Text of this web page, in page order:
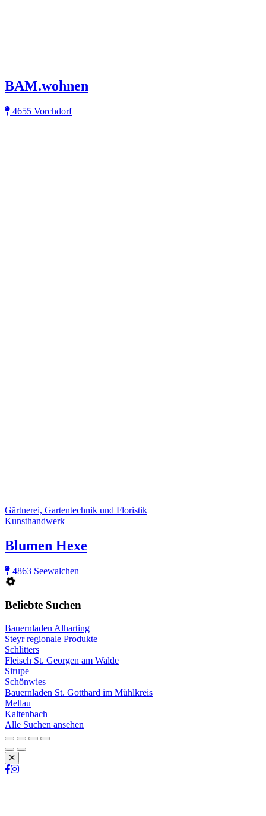
BAM.wohnen
4655 Vorchdorf
Gärtnerei, Gartentechnik und Floristik
Kunsthandwerk
Blumen Hexe
4863 Seewalchen
Beliebte Suchen
Bauernladen Alharting
Steyr regionale Produkte
Schlitters
Fleisch St. Georgen am Walde
Sirupe
Schönwies
Bauernladen St. Gotthard im Mühlkreis
Mellau
Kaltenbach
Alle Suchen ansehen
Schließen